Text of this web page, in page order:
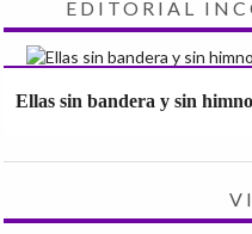
EDITORIAL
Ellas sin bandera y sin